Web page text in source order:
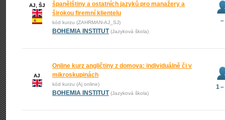
AJ, ŠJ
španělštiny a ostatních jazyků pro manažery a
širokou firemní klientelu
kód kurzu (ZAHRMAN-AJ_SJ)
BOHEMIA INSTITUT (Jazyková škola)
–
AJ
Online kurz angličtiny z domova: individuálně či v
mikroskupinách
kód kurzu (Aj online)
BOHEMIA INSTITUT (Jazyková škola)
1